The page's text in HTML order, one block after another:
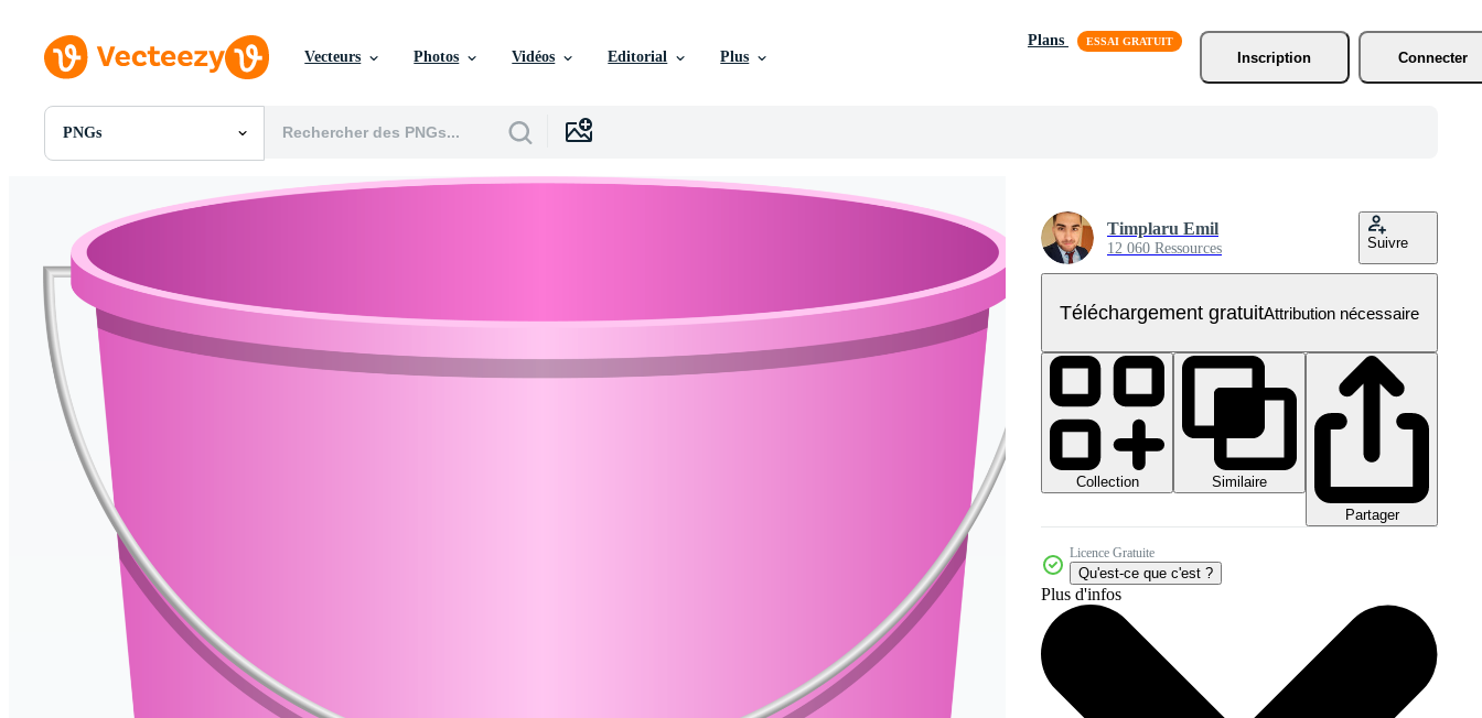
Vecteurs Photos Vidéos Editorial Plus
Plans
Inscription
Connecter
PNGs
Toutes Images
PSDs
Modèles
Vecteurs
Vidéos
Motion graphics
Images Éditoriales
Événements Éditoriaux
Timplaru Emil
12 060 Ressources Suivre
Téléchargement gratuitAttribution nécessaire
Collection
Similaire
Partager
Licence Gratuite
Qu'est-ce que c'est ?
Plus d'infos